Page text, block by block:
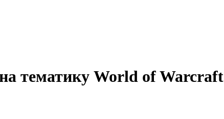
тематику World of Warcraft